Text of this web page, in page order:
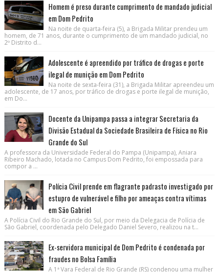
Homem é preso durante cumprimento de mandado judicial
em Dom Pedrito
Na noite de quarta-feira (5), a Brigada Militar prendeu um
homem, de 71 anos, durante o cumprimento de um mandado judicial, no
2º Distrito d...
Adolescente é apreendido por tráfico de drogas e porte
ilegal de munição em Dom Pedrito
Na noite de sexta-feira (31), a Brigada Militar apreendeu um
adolescente, de 17 anos, por tráfico de drogas e porte ilegal de munição,
em Do...
Docente da Unipampa passa a integrar Secretaria da
Divisão Estadual da Sociedade Brasileira de Física no Rio
Grande do Sul
A professora da Universidade Federal do Pampa (Unipampa), Aniara
Ribeiro Machado, lotada no Campus Dom Pedrito, foi empossada para
compor a ...
Polícia Civil prende em flagrante padrasto investigado por
estupro de vulnerável e filho por ameaças contra vítimas
em São Gabriel
A Polícia Civil do Rio Grande do Sul, por meio da Delegacia de Polícia de
São Gabriel, coordenada pelo Delegado Daniel Severo, realizou na t...
Ex-servidora municipal de Dom Pedrito é condenada por
fraudes no Bolsa Família
A 1ª Vara Federal de Rio Grande (RS) condenou uma mulher